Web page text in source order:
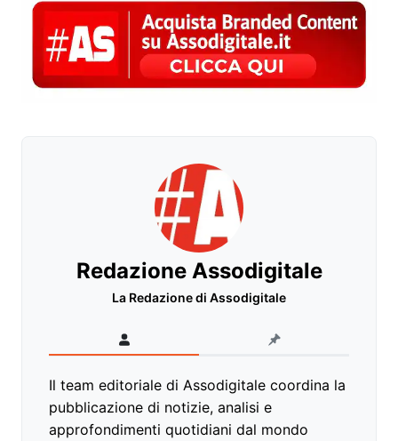
Redazione Assodigitale
La Redazione di Assodigitale
Il team editoriale di Assodigitale coordina la
pubblicazione di notizie, analisi e
approfondimenti quotidiani dal mondo